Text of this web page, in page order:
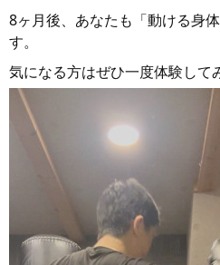
8ヶ月後、あなたも「動ける身
す。
気になる方はぜひ一度体験して